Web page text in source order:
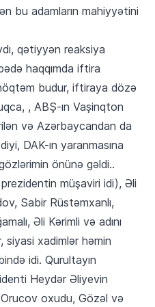
bu adamların mahiyyətini
qətiyyən reaksiya
haqqımda iftira
budur, iftiraya dözə
, ABŞ-ın Vaşinqton
və Azərbaycandan da
DAK-ın yaranmasına
önünə gəldi..
müşaviri idi), Əli
Sabir Rüstəmxanlı,
Əli Kərimli və adını
siyasi xadimlər həmin
idi. Qurultayın
Heydər Əliyevin
oxudu, Gözəl və